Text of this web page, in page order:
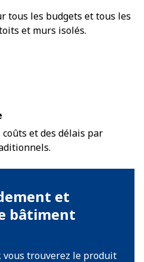
tous les budgets et tous les
et murs isolés.
et des délais par
et
bâtiment
vous trouverez le produit